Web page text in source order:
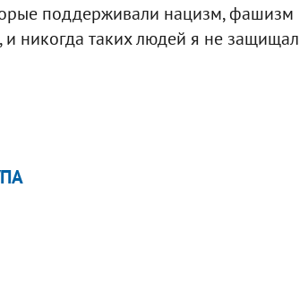
поддерживали нацизм, фашизм
никогда таких людей я не защищал